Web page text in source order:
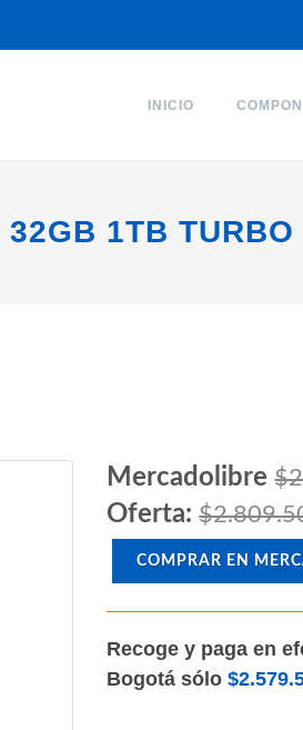
INICIO
1TB
Mercadolibre
Oferta:
COMPRAR EN
Recoge y paga en
Bogotá sólo